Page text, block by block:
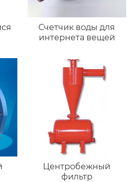
Счетчик воды для
интернета вещей
Центробежный
фильтр